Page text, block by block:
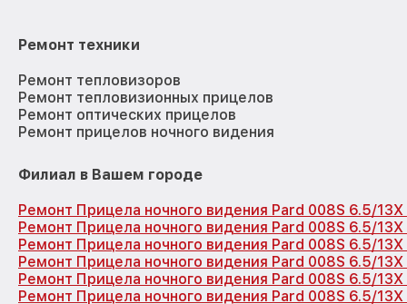
Ремонт техники
Ремонт тепловизоров
Ремонт тепловизионных прицелов
Ремонт оптических прицелов
Ремонт прицелов ночного видения
Филиал в Вашем городе
Ремонт Прицела ночного видения Pard 008S 6.5/
Ремонт Прицела ночного видения Pard 008S 6.5/
Ремонт Прицела ночного видения Pard 008S 6.5/
Ремонт Прицела ночного видения Pard 008S 6.5/
Ремонт Прицела ночного видения Pard 008S 6.5/
Ремонт Прицела ночного видения Pard 008S 6.5/